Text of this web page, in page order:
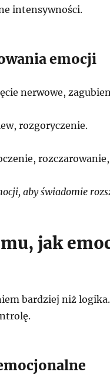
intensywności.
emocji
nerwowe,
rozgoryczenie.
aby świadomie
jak
bardziej niż